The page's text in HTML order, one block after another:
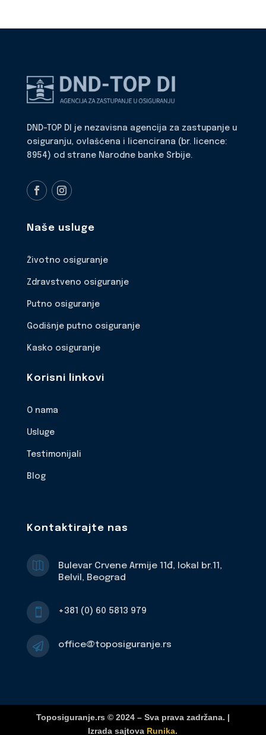
DND-TOP DI je nezavisna agencija za zastupanje u
osiguranju, ovlašćena i licencirana (br. licence:
8954) od strane Narodne banke Srbije.
Naše usluge
Životno osiguranje
Zdravstveno osiguranje
Putno osiguranje
Godišnje putno osiguranje
Kasko osiguranje
Korisni linkovi
O nama
Usluge
Testimonijali
Blog
Kontaktirajte nas

Bulevar Crvene Armije 11đ, lokal br.11,
Belvil, Beograd
 +381 (0) 60 5813 979
 office@toposiguranje.rs
Toposiguranje.rs © 2024 – Sva prava zadržana. |
Izrada sajtova Runika.